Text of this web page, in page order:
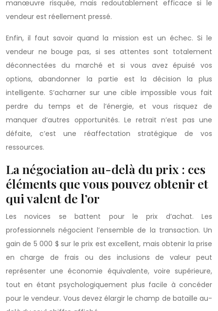
manœuvre risquée, mais redoutablement efficace si le
vendeur est réellement pressé.
Enfin, il faut savoir quand la mission est un échec. Si le
vendeur ne bouge pas, si ses attentes sont totalement
déconnectées du marché et si vous avez épuisé vos
options, abandonner la partie est la décision la plus
intelligente. S’acharner sur une cible impossible vous fait
perdre du temps et de l’énergie, et vous risquez de
manquer d’autres opportunités. Le retrait n’est pas une
défaite, c’est une réaffectation stratégique de vos
ressources.
La négociation au-delà du prix : ces
éléments que vous pouvez obtenir et
qui valent de l’or
Les novices se battent pour le prix d’achat. Les
professionnels négocient l’ensemble de la transaction. Un
gain de 5 000 $ sur le prix est excellent, mais obtenir la prise
en charge de frais ou des inclusions de valeur peut
représenter une économie équivalente, voire supérieure,
tout en étant psychologiquement plus facile à concéder
pour le vendeur. Vous devez élargir le champ de bataille au-